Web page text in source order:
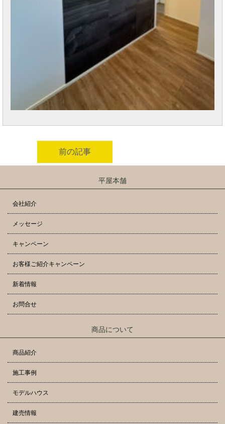
前の記事
平屋本舗
会社紹介
メッセージ
キャンペーン
お客様ご紹介キャンペーン
新着情報
お問合せ
商品について
商品紹介
施工事例
モデルハウス
建売情報